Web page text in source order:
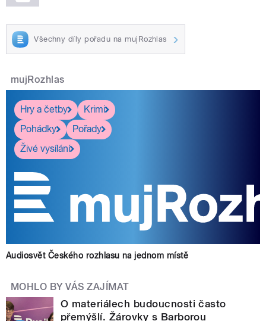
Všechny díly pořadu na mujRozhlas
mujRozhlas
Hry a četby
Krimi
Pohádky
Pořady
Živé vysílání
Audiosvět Českého rozhlasu na jednom místě
MOHLO BY VÁS ZAJÍMAT
O materiálech budoucnosti často
přemýšlí. Žárovky s Barborou